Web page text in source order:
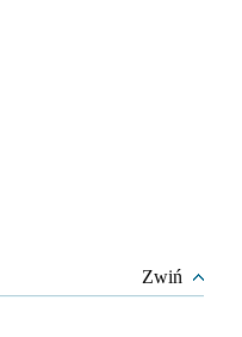
Zwiń